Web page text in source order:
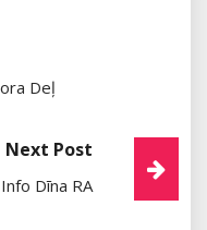
Deļ
Next Post
Dīna RA